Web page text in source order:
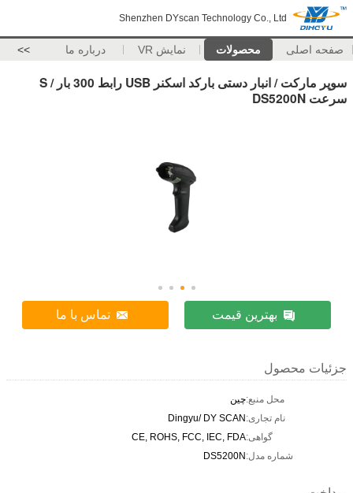
Shenzhen DYscan Technology Co., Ltd
صفحه اصلی محصولات نمایش VR درباره ما >>
سوپر مارکت / انبار دستی بارکد اسکنر USB رابط 300 بار / S
سرعت DS5200N
بهترین قیمت تماس با ما
جزئیات محصول
محل منبع:چین
نام تجاری:Dingyu/ DY SCAN
گواهی:CE, ROHS, FCC, IEC, FDA
شماره مدل:DS5200N